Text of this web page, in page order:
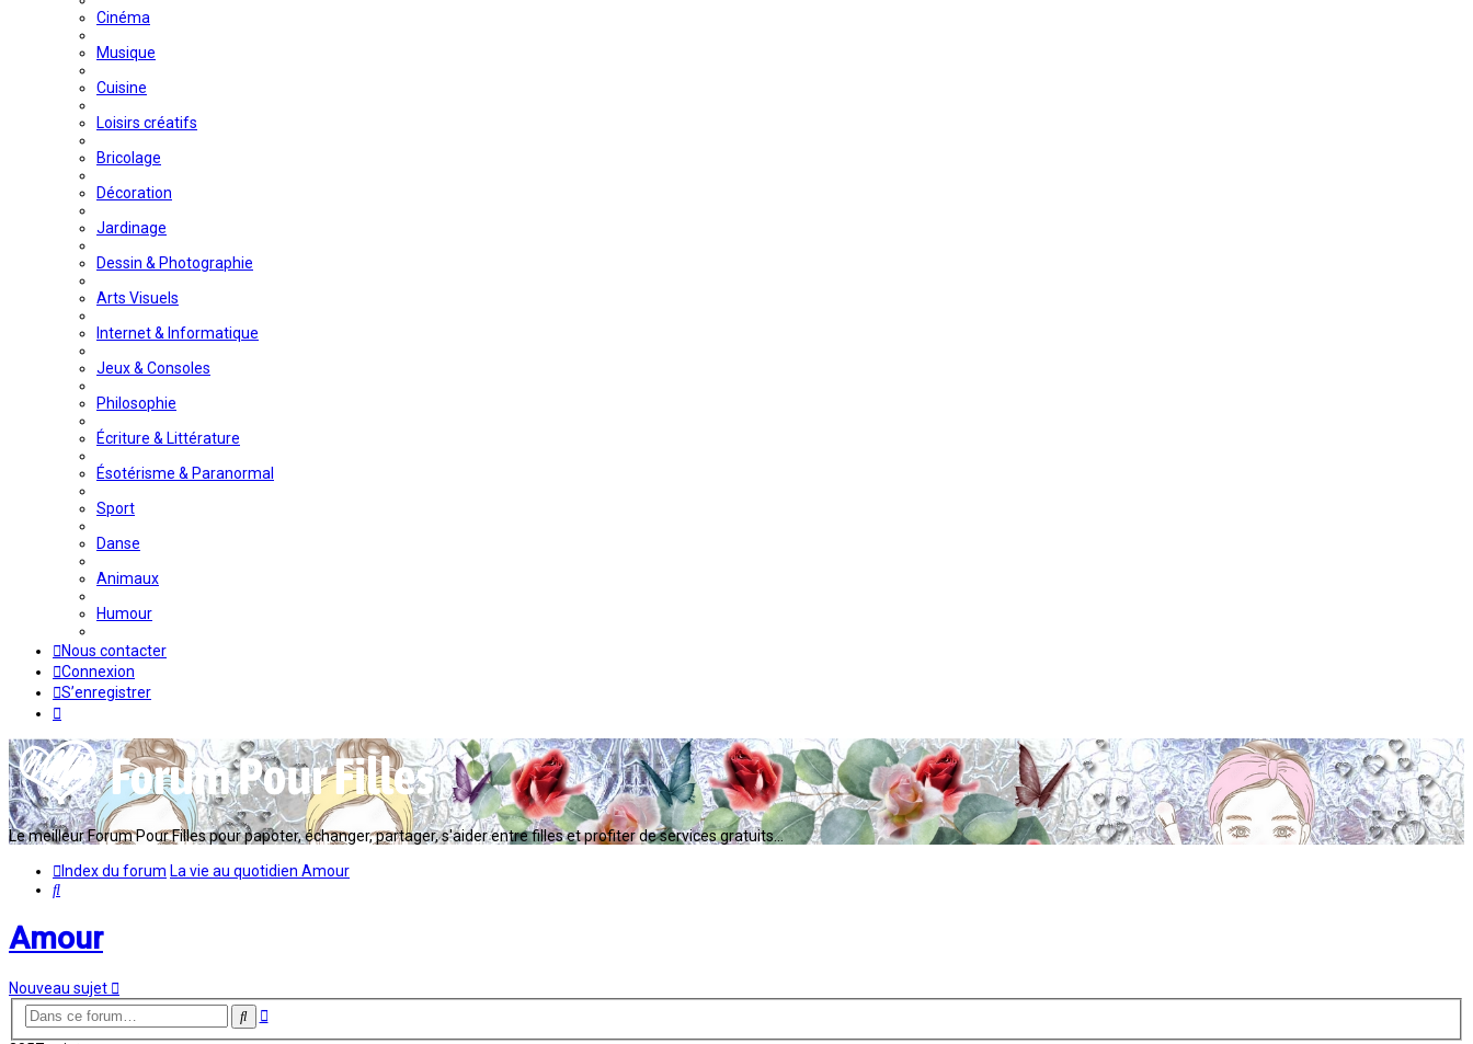
Cinéma
Musique
Cuisine
Loisirs créatifs
Bricolage
Décoration
Jardinage
Dessin & Photographie
Arts Visuels
Internet & Informatique
Jeux & Consoles
Philosophie
Écriture & Littérature
Ésotérisme & Paranormal
Sport
Danse
Animaux
Humour
Nous contacter
Connexion
S’enregistrer
Le meilleur Forum Pour Filles pour papoter, échanger, partager, s'aider entre filles et profiter de services gratuits...
Index du forum La vie au quotidien Amour
Rechercher
Amour
Nouveau sujet
Rechercher
Recherche